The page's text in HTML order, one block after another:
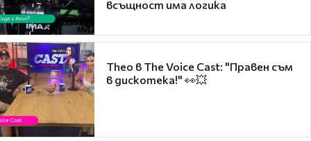
всъщност има логика
Theo в The Voice Cast: "Правен съм
в дискотека!" 👀💥